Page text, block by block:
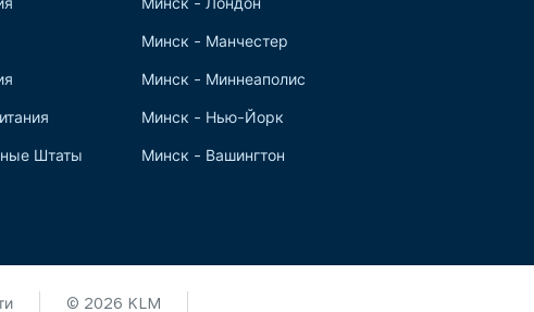
Штаты
Минск - Манчестер
Минск - Миннеаполис
Минск - Нью-Йорк
Минск - Вашингтон
© 2026 KLM